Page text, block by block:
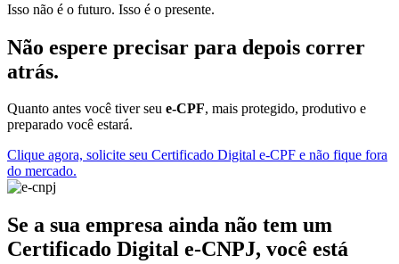
Isso não é o futuro. Isso é o presente.
Não espere precisar para depois correr
atrás.
Quanto antes você tiver seu e-CPF, mais protegido, produtivo e
preparado você estará.
Clique agora, solicite seu Certificado Digital e-CPF e não fique fora
do mercado.
Se a sua empresa ainda não tem um
Certificado Digital e-CNPJ, você está